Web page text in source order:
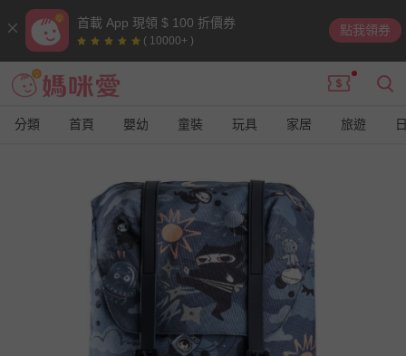
首載 App 現領 $ 100 折價券
( 10000+ )
點我領券
分類 首頁 嬰幼 童裝 玩具 家居 旅遊